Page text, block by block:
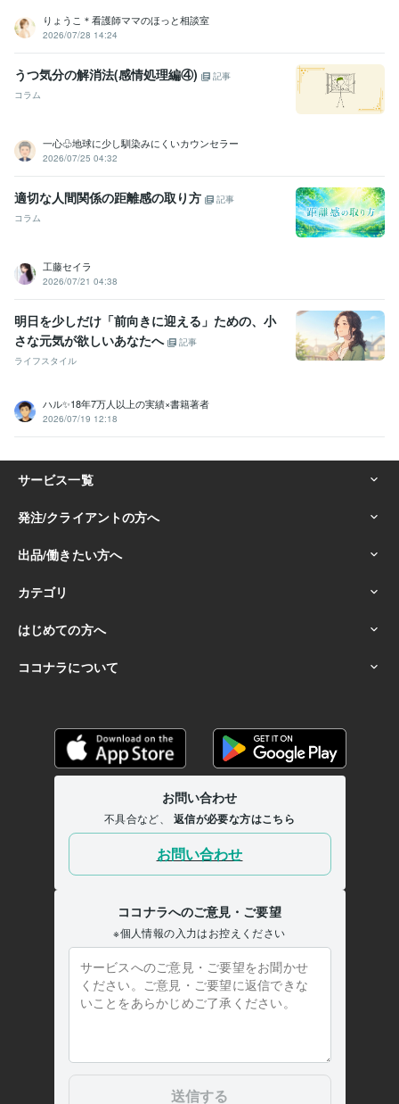
社会福祉士 取得年 : 2010年
プログラミング言語・フレームワーク
Python:10年
得意分野
住まい・美容・生活相談 アロマ、美容関連 介護、福祉、悩み事関連
住まい・美容・生活相談 CFP®認定ファイナンシャルプランナー
りょうこ＊看護師ママのほっと相談室
2026/07/28 14:24
うつ気分の解消法(感情処理編④)
記事
コラム
一心♧地球に少し馴染みにくいカウンセラー
2026/07/25 04:32
適切な人間関係の距離感の取り方
記事
コラム
工藤セイラ
2026/07/21 04:38
明日を少しだけ「前向きに迎える」ための、小
さな元気が欲しいあなたへ
記事
ライフスタイル
ハル✨18年7万人以上の実績×書籍著者
2026/07/19 12:18